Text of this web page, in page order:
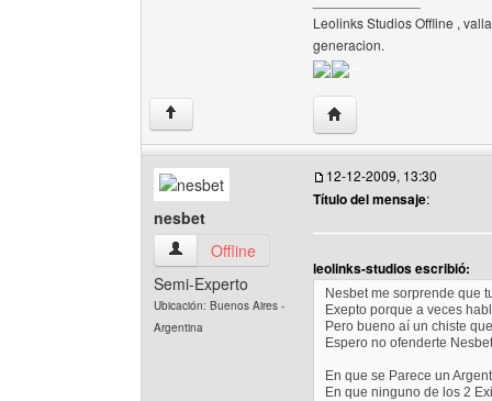
Leolinks Studios Offline ,
generacion.
↑ Visitar sitio web del
nesbet
nesbet Ver perfil del usuario
Offline
Semi-Experto
Ubicación: Buenos Aires -
Argentina
12-12-2009, 13:30
Título del mensaje:
leolinks-studios escribió:
Nesbet me sorprende que
Exepto porque a veces
Pero bueno aí un chiste
Espero no ofenderte
En que se Parece un
En que ninguno de los 2